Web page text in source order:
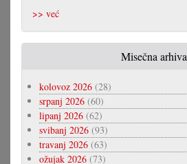
>> već
Misečna arhiva
kolovoz 2026 (28)
srpanj 2026 (60)
lipanj 2026 (62)
svibanj 2026 (93)
travanj 2026 (63)
ožujak 2026 (73)